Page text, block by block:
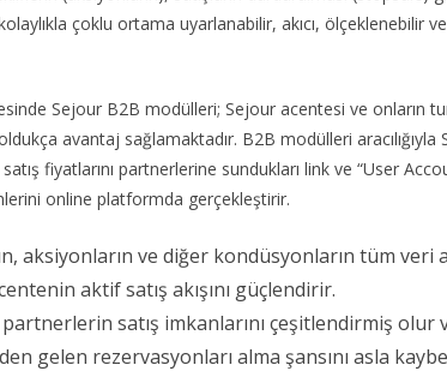
kolaylıkla çoklu ortama uyarlanabilir, akıcı, ölçeklenebilir
Sejour B2B modülleri; Sejour acentesi ve onların
avantaj sağlamaktadır. B2B modülleri aracılığıyla
fiyatlarını partnerlerine sundukları link ve “User
online platformda gerçekleştirir.
aksiyonların ve diğer kondüsyonların tüm veri
aktif satış akışını güçlendirir.
partnerlerin satış imkanlarını çeşitlendirmiş olur
gelen rezervasyonları alma şansını asla